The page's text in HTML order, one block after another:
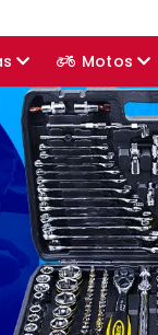
Motos